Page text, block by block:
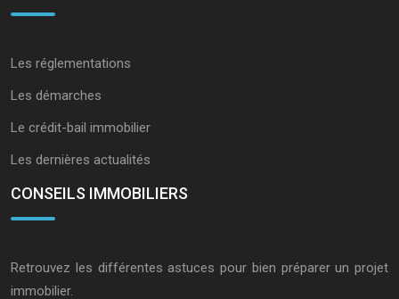
Les réglementations
Les démarches
Le crédit-bail immobilier
Les dernières actualités
CONSEILS IMMOBILIERS
Retrouvez les différentes astuces pour bien préparer un projet
immobilier.